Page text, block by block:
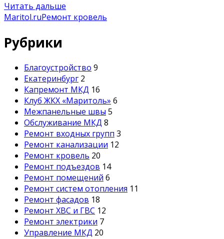
Читать дальше
Maritol.ruРемонт кровель
Рубрики
Благоустройство 9
Екатеринбург 2
Капремонт МКД 16
Клуб ЖКХ «Маритоль» 6
Межпанельные швы 5
Обслуживание МКД 8
Ремонт входных групп 3
Ремонт канализации 12
Ремонт кровель 20
Ремонт подъездов 14
Ремонт помещений 6
Ремонт систем отопления 11
Ремонт фасадов 18
Ремонт ХВС и ГВС 12
Ремонт электрики 7
Управление МКД 20